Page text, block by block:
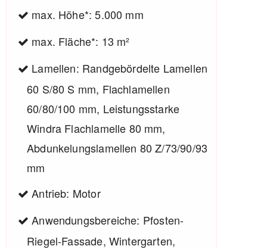
max. Höhe*: 5.000 mm
max. Fläche*: 13 m²
Lamellen: Randgebördelte Lamellen
60 S/80 S mm, Flachlamellen
60/80/100 mm, Leistungsstarke
Windra Flachlamelle 80 mm,
Abdunkelungslamellen 80 Z/73/90/93
mm
Antrieb: Motor
Anwendungsbereiche: Pfosten-
Riegel-Fassade, Wintergarten,